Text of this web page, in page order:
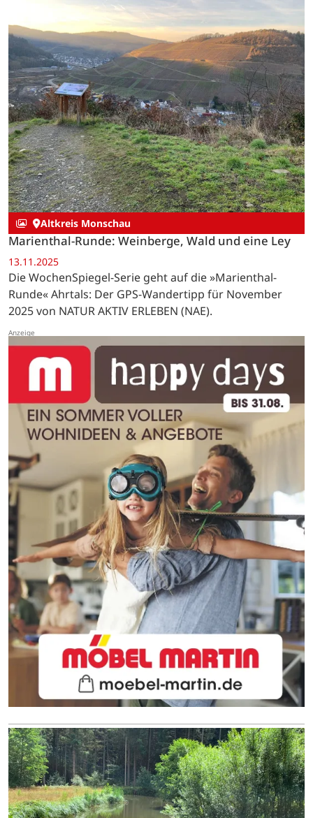
Altkreis Monschau
Marienthal-Runde: Weinberge, Wald und eine Ley
13.11.2025
Die WochenSpiegel-Serie geht auf die »Marienthal-
Runde« Ahrtals: Der GPS-Wandertipp für November
2025 von NATUR AKTIV ERLEBEN (NAE).